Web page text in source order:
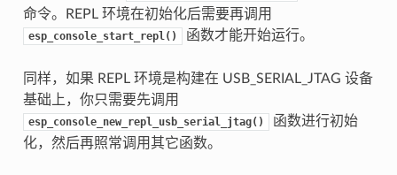
命令。REPL 环境在初始化后需要再调用
esp_console_start_repl() 函数才能开始运行。
同样，如果 REPL 环境是构建在 USB_SERIAL_JTAG 设备
基础上，你只需要先调用
esp_console_new_repl_usb_serial_jtag()
函数进行初始
化，然后再照常调用其它函数。